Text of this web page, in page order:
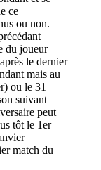
ce
ou non.
du joueur
le dernier
mais au
ou le 31
suivant
peut
tôt le 1er
match du